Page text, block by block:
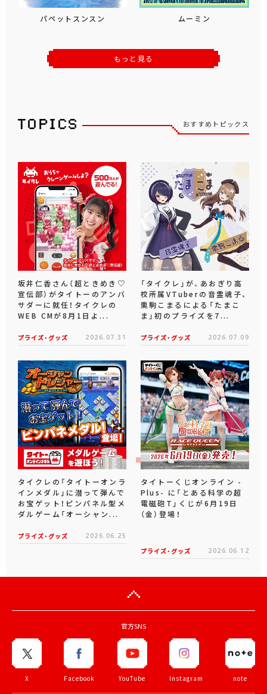
パペットスンスン ムーミン
もっと見る
おすすめトピックス
坂井仁香さん（超ときめき♡
宣伝部）がタイトーのアンバ
サダーに就任！タイクレの
WEB CMが8月1日よ...
プライズ・グッズ 2026.07.31
「タイクレ」が、あおぎり高
校所属VTuberの音霊魂子、
栗駒こまるによる「たまこ
ま」初のプライズを7...
プライズ・グッズ 2026.07.09
タイクレの「タイトーオンラ
インメダル」に潜って弾んで
お宝ゲット！ピンパネル型メ
ダルゲーム「オーシャン...
プライズ・グッズ 2026.06.25
タイトーくじオンライン -
Plus- に「とある科学の超
電磁砲T」くじが6月19日
（金）登場！
プライズ・グッズ 2026.06.12
官方SNS
X Facebook YouTube Instagram note